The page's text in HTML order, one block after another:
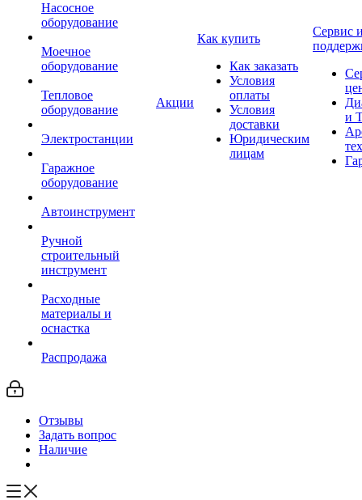
Насосное
оборудование
Моечное
оборудование
Тепловое
оборудование
Электростанции
Гаражное
оборудование
Автоинструмент
Ручной
строительный
инструмент
Расходные
материалы и
оснастка
Распродажа
Акции
Как купить
Как заказать
Условия
оплаты
Условия
доставки
Юридическим
лицам
Сервис
и
Отзывы
Задать вопрос
Наличие